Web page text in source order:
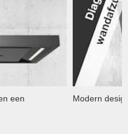
een
Modern